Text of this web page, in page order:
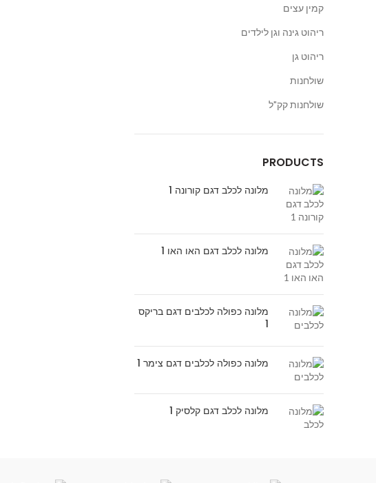
קמין עצים
ריהוט גינה וגן לילדים
ריהוט גן
שולחנות
שולחנות קק"ל
PRODUCTS
מלונה לכלב דגם קורונה 1
מלונה לכלב דגם האו האו 1
מלונה כפולה לכלבים דגם בריקס
1
מלונה כפולה לכלבים דגם צימר 1
מלונה לכלב דגם קלסיק 1